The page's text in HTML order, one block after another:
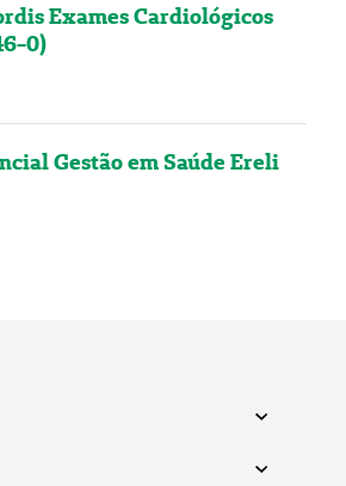
Exames Cardiológicos
0)
Gestão em Saúde Ereli